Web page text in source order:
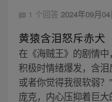
1 个回答 2024年09月
黄猿含泪怒斥赤犬
在《海贼王》的剧情
积极时情绪爆发，含泪
或者你觉得我很软弱
庞克，内心压抑着巨